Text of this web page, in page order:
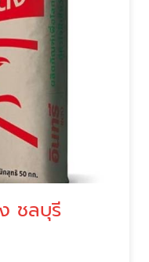
ชลบุรี